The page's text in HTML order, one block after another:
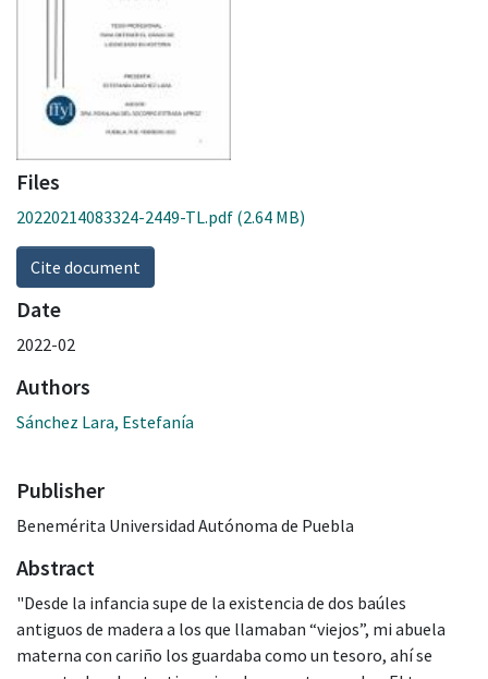
Files
20220214083324-2449-TL.pdf (2.64 MB)
Cite document
Date
2022-02
Authors
Sánchez Lara, Estefanía
Publisher
Benemérita Universidad Autónoma de Puebla
Abstract
"Desde la infancia supe de la existencia de dos baúles
antiguos de madera a los que llamaban “viejos”, mi abuela
materna con cariño los guardaba como un tesoro, ahí se